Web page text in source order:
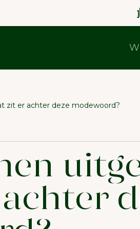
zit er achter deze modewoord?